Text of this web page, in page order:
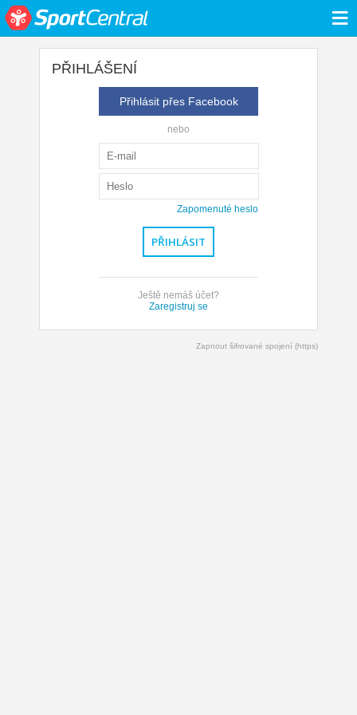
≡
PŘIHLÁŠENÍ
Přihlásit přes Facebook
nebo
Zapomenuté heslo
Ještě nemáš účet?
Zaregistruj se
Zapnout šifrované spojení (https)